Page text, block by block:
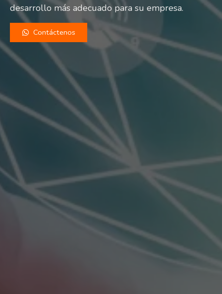
desarrollo más adecuado para su empresa.
Contáctenos